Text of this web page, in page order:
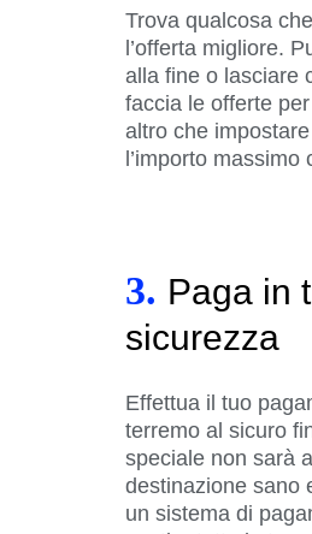
Trova qualcosa
l’offerta migliore.
alla fine o lasciare
faccia le offerte
altro che
l’importo massimo
3. Paga in
sicurezza
Effettua il tuo
terremo al sicuro
speciale non sarà
destinazione sano
un sistema di